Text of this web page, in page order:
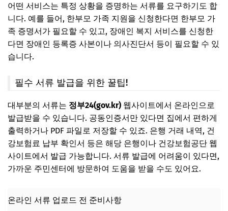
어떤 서비스는 특정 상황을 증명하는 서류를 요구하기도 합
니다. 예를 들어, 한부모 가족 지원을 신청한다면 한부모 가
족 증명서가 필요할 수 있고, 장애인 복지 서비스를 신청한
다면 장애인 등록증 사본이나 의사진단서 등이 필요할 수 있
습니다.
필수 서류 발급을 위한 꿀팁!
대부분의 서류는 정부24(gov.kr) 웹사이트에서 온라인으로
발급받을 수 있습니다. 공동인증서만 있다면 집에서 편하게
출력하거나 PDF 파일로 저장할 수 있죠. 은행 거래 내역, 건
강보험료 납부 확인서 등은 해당 은행이나 건강보험공단 웹
사이트에서 발급 가능합니다. 서류 발급에 어려움이 있다면,
가까운 주민센터에 방문하여 도움을 받을 수도 있어요.
온라인 서류 업로드 전 준비사항